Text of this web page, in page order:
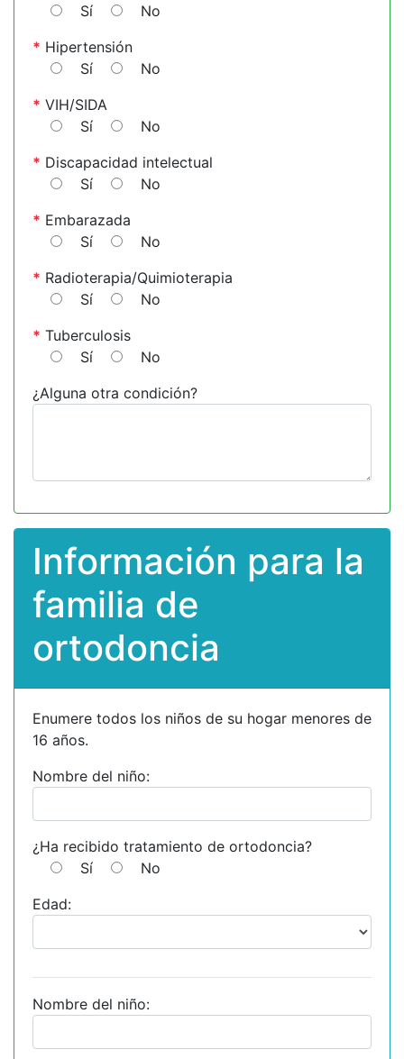
Sí
No
* Hipertensión
Sí
No
* VIH/SIDA
Sí
No
* Discapacidad intelectual
Sí
No
* Embarazada
Sí
No
* Radioterapia/Quimioterapia
Sí
No
* Tuberculosis
Sí
No
¿Alguna otra condición?
Información para la
familia de
ortodoncia
Enumere todos los niños de su hogar menores de
16 años.
Nombre del niño:
¿Ha recibido tratamiento de ortodoncia?
Sí
No
Edad:
Nombre del niño: